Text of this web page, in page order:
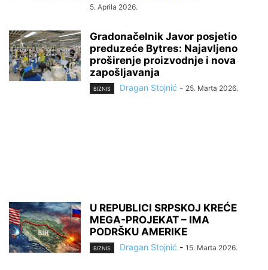
5. Aprila 2026.
Gradonačelnik Javor posjetio
preduzeće Bytres: Najavljeno
proširenje proizvodnje i nova
zapošljavanja
BIZNIS Dragan Stojnić - 25. Marta 2026.
U REPUBLICI SRPSKOJ KREĆE
MEGA-PROJEKAT – IMA
PODRŠKU AMERIKE
BIZNIS Dragan Stojnić - 15. Marta 2026.